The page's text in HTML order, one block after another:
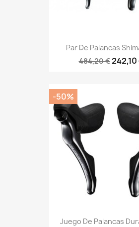
Par De Palancas
484,20 €242,10
Juego De Palancas
-50%